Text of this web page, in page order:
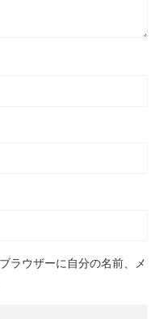
ラウザーに自分の名前、メ